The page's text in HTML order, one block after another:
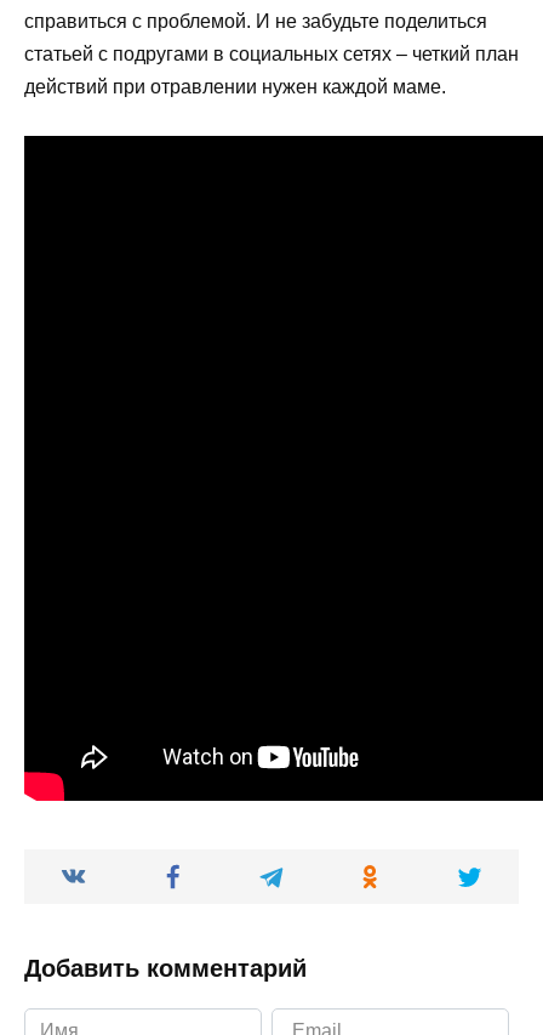
справиться с проблемой. И не забудьте поделиться
статьей с подругами в социальных сетях – четкий план
действий при отравлении нужен каждой маме.
Добавить комментарий